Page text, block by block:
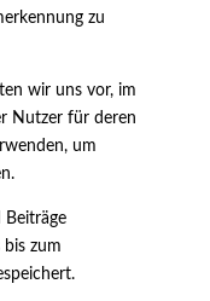
zu
wir uns vor, im
Nutzer für deren
um
Beiträge
zum